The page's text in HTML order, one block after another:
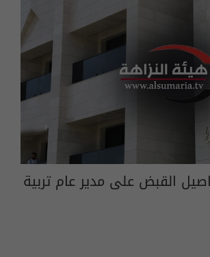
القبض على مدير عام تربية